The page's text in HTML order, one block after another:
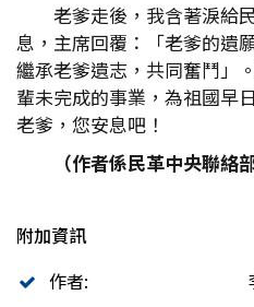
老爹走後，我含著淚給
息，主席回覆：「老爹的遺
繼承老爹遺志，共同奮鬥」
輩未完成的事業，為祖國早
老爹，您安息吧！
（作者係民革中央聯絡
附加資訊
作者: